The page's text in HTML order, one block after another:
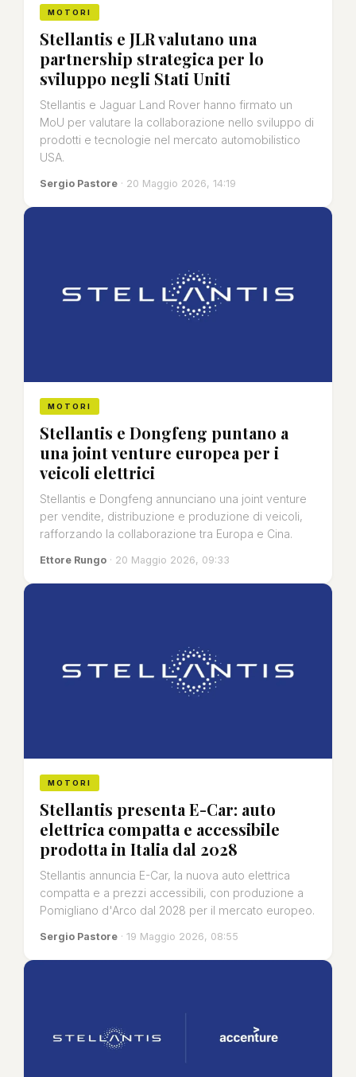
MOTORI
Stellantis e JLR valutano una
partnership strategica per lo
sviluppo negli Stati Uniti
Stellantis e Jaguar Land Rover hanno firmato un
MoU per valutare la collaborazione nello sviluppo di
prodotti e tecnologie nel mercato automobilistico
USA.
Sergio Pastore · 20 Maggio 2026, 14:19
MOTORI
Stellantis e Dongfeng puntano a
una joint venture europea per i
veicoli elettrici
Stellantis e Dongfeng annunciano una joint venture
per vendite, distribuzione e produzione di veicoli,
rafforzando la collaborazione tra Europa e Cina.
Ettore Rungo · 20 Maggio 2026, 09:33
MOTORI
Stellantis presenta E-Car: auto
elettrica compatta e accessibile
prodotta in Italia dal 2028
Stellantis annuncia E-Car, la nuova auto elettrica
compatta e a prezzi accessibili, con produzione a
Pomigliano d'Arco dal 2028 per il mercato europeo.
Sergio Pastore · 19 Maggio 2026, 08:55